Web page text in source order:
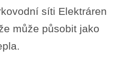
síti Elektráren
může působit jako